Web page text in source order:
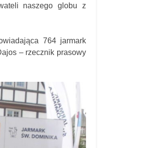
naszego globu z
764 jarmark
– rzecznik prasowy